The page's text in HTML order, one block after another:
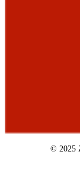
© 2025